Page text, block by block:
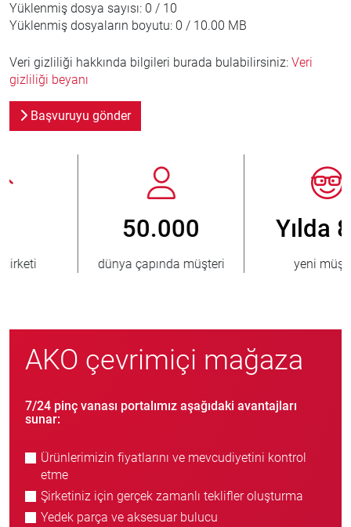
Yüklenmiş dosya sayısı: 0 / 10
Yüklenmiş dosyaların boyutu: 0 / 10.00 MB
Veri gizliliği hakkında bilgileri burada bulabilirsiniz: Veri
gizliliği beyanı
Başvuruyu gönder
Yılda 800
yeni müşteri
> 3.500.000
satılmış ünite
AKO çevrimiçi mağaza
7/24 pinç vanası portalımız aşağıdaki avantajları
sunar:
Ürünlerimizin fiyatlarını ve mevcudiyetini kontrol
etme
Şirketiniz için gerçek zamanlı teklifler oluşturma
Yedek parça ve aksesuar bulucu